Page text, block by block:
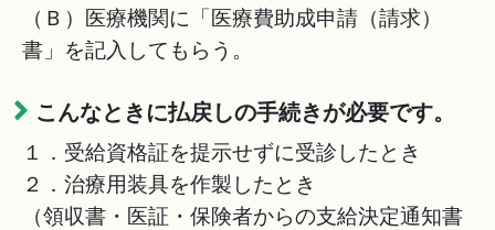
（Ｂ）医療機関に「医療費助成申請（請求）
書」を記入してもらう。
こんなときに払戻しの手続きが必要です。
１．受給資格証を提示せずに受診したとき
２．治療用装具を作製したとき
（領収書・医証・保険者からの支給決定通知書